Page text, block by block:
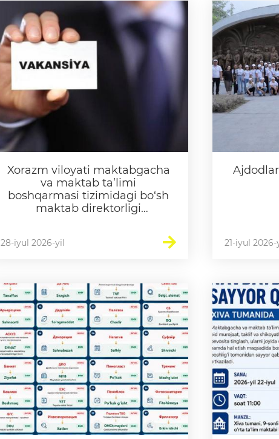
Matbuot anjumanlari
Konferensiyalar
Yordam
Akkreditatsiya
Infografika
hamda tashkilot raqami)
ma’lumotlar
Xorazm viloyati maktabgacha
va maktab ta’limi
boshqarmasi tizimidagi bo‘sh
maktab direktorligi
28-iyul 2026-yil 21-iyul 2026-